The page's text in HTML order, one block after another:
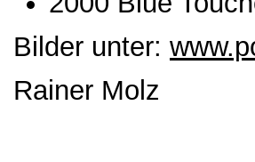
Bilder unter:
Rainer Molz